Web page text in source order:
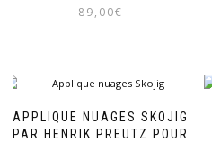
89,00€
APPLIQUE NUAGES SKOJIG
PAR HENRIK PREUTZ POUR